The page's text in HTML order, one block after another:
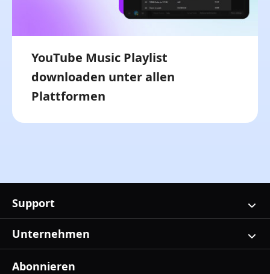
YouTube Music Playlist
downloaden unter allen
Plattformen
Abonnieren
Support
Unternehmen